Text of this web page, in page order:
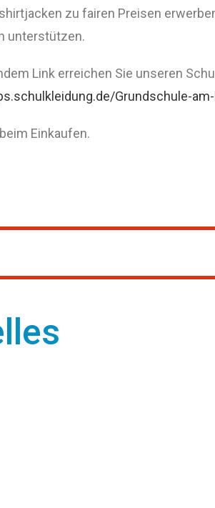
zu fairen Preisen
unterstützen.
Link erreichen Sie unseren
Grundschule-
Einkaufen.